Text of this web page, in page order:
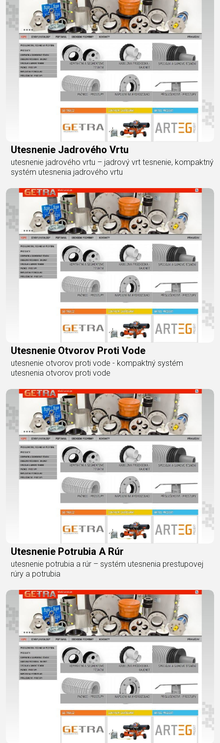
Utesnenie Jadrového Vrtu
utesnenie jadrového vrtu – jadrový vrt tesnenie, kompaktný
systém utesnenia jadrového vrtu
Utesnenie Otvorov Proti Vode
utesnenie otvorov proti vode - kompaktný systém
utesnenia otvorov proti vode
Utesnenie Potrubia A Rúr
utesnenie potrubia a rúr – systém utesnenia prestupovej
rúry a potrubia